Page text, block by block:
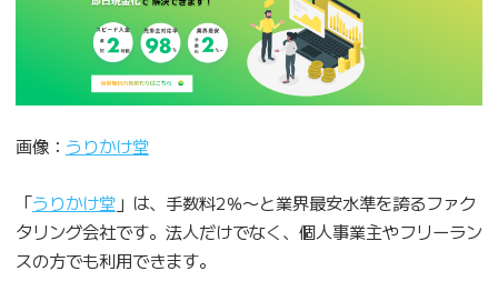
画像： うりかけ堂
「うりかけ堂」は、手数料2％〜と業界最安水準を誇るファク
タリング会社です。法人だけでなく、個人事業主やフリーラン
スの方でも利用できます。